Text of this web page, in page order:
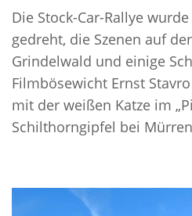
Die Stock-Car-Rallye
gedreht, die Szenen auf
Grindelwald und einige
Filmbösewicht Ernst
mit der weißen Katze im
Schilthorngipfel bei